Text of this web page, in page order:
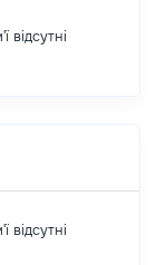
відсутні
відсутні